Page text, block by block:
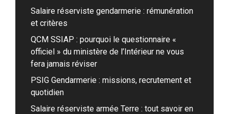
Salaire réserviste gendarmerie : rémunération
et critères
QCM SSIAP : pourquoi le questionnaire «
officiel » du ministère de l’Intérieur ne vous
fera jamais réviser
PSIG Gendarmerie : missions, recrutement et
quotidien
Salaire réserviste armée Terre : tout savoir en